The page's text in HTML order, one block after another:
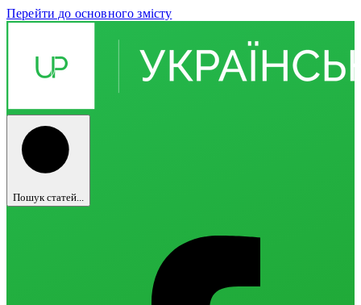
Перейти до основного змісту
Пошук статей...